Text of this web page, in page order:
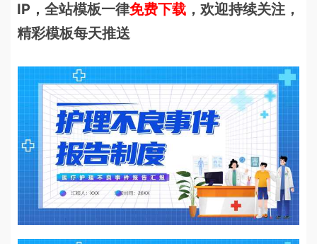
IP，全站模板一律免费下载 ，欢迎持续关注，
精彩模板每天推送